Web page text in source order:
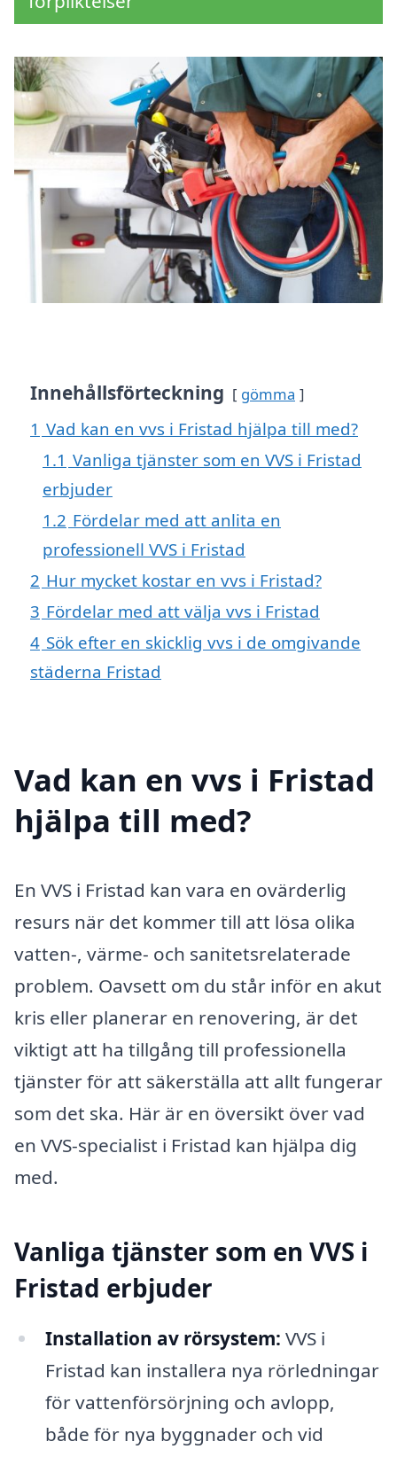
Innehållsförteckning gömma
1 Vad kan en vvs i Fristad hjälpa till med?
1.1 Vanliga tjänster som en VVS i Fristad
erbjuder
1.2 Fördelar med att anlita en
professionell VVS i Fristad
2 Hur mycket kostar en vvs i Fristad?
3 Fördelar med att välja vvs i Fristad
4 Sök efter en skicklig vvs i de omgivande
städerna Fristad
Vad kan en vvs i Fristad
hjälpa till med?
En VVS i Fristad kan vara en ovärderlig
resurs när det kommer till att lösa olika
vatten-, värme- och sanitetsrelaterade
problem. Oavsett om du står inför en akut
kris eller planerar en renovering, är det
viktigt att ha tillgång till professionella
tjänster för att säkerställa att allt fungerar
som det ska. Här är en översikt över vad
en VVS-specialist i Fristad kan hjälpa dig
med.
Vanliga tjänster som en VVS i
Fristad erbjuder
Installation av rörsystem: VVS i
Fristad kan installera nya rörledningar
för vattenförsörjning och avlopp,
både för nya byggnader och vid